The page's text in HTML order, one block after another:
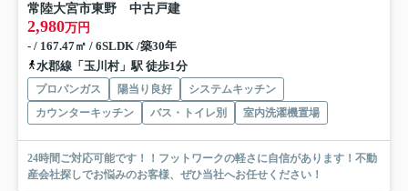
常陸大宮市東野 中古戸建
2,980万円
- / 167.47㎡ / 6SLDK /築30年
水郡線「玉川村」駅 徒歩1分
プロパンガス 陽当り良好
システムキッチン
カウンターキッチン
バス・トイレ別 室内洗濯機置場
24時間ご対応可能です！！フットワークの軽さに自信があります！不動
産会社探しでお悩みのお客様、ぜひ当社へお任せください！